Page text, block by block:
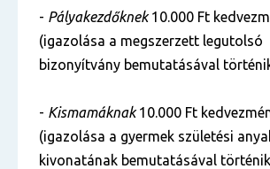
- Pályakezdőknek10.000 Ft
(igazolása a megszerzett legutolsó
bizonyítvány bemutatásával
- Kismamáknak10.000 Ft
(igazolása a gyermek születési
kivonatának bemutatásával